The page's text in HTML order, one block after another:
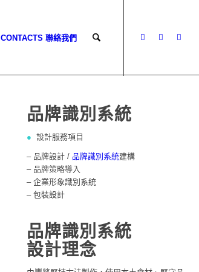
CONTACTS 聯絡我們
品牌識別系統
●設計服務項目
– 品牌設計 / 品牌識別系統建構
– 品牌策略導入
– 企業形象識別系統
– 包裝設計
品牌識別系統
設計理念